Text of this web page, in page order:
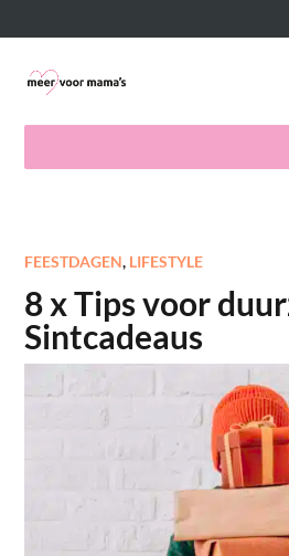
FEESTDAGEN, LIFESTYLE
8 x Tips voor
Sintcadeaus